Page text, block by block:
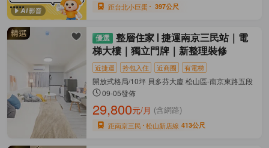
距台北小巨蛋 397公尺
整層住家
捷運南京三民站｜電
梯大樓｜獨立門牌｜新整理裝修
近捷運 拎包入住 近商圈 有電梯
開放式格局/10坪 貝多芬大廈 松山區-南京東路五段
09-05發佈
29,800元/月 (含網路)
距南京三民 松山新店線 413公尺